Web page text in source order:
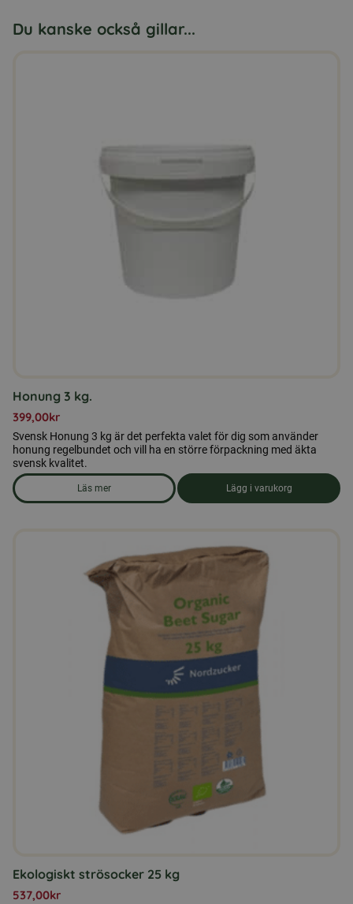
Du kanske också gillar...
Honung 3 kg.
399,00kr
Svensk Honung 3 kg är det perfekta valet för dig som använder
honung regelbundet och vill ha en större förpackning med äkta
svensk kvalitet.
Läs mer
om produkten Honung 3 kg.
Lägg i varukorg
Ekologiskt strösocker 25 kg
537,00kr